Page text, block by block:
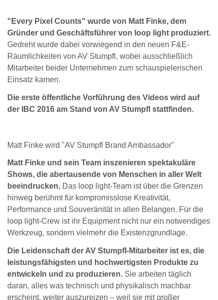
"Every Pixel Counts" wurde von Matt Finke, dem
Gründer und Geschäftsführer von loop light produziert.
Gedreht wurde dabei vorwiegend in den neuen F&E-
Räumlichkeiten von AV Stumpfl, wobei ausschließlich
Mitarbeiter beider Unternehmen zum schauspielerischen
Einsatz kamen.
Die erste öffentliche Vorführung des Videos wird auf
der IBC 2016 am Stand von AV Stumpfl stattfinden.
Matt Finke wird "AV Stumpfl Brand Ambassador"
Matt Finke und sein Team inszenieren spektakuläre
Shows, die abertausende von Menschen in aller Welt
beeindrucken. Das loop light-Team ist über die Grenzen
hinweg berühmt für kompromisslose Kreativität,
Performance und Souveränität in allen Belangen. Für die
loop light-Crew ist ihr Equipment nicht nur ein notwendiges
Werkzeug, sondern vielmehr die Existenzgrundlage.
Die Leidenschaft der AV Stumpfl-Mitarbeiter ist es, die
leistungsfähigsten und hochwertigsten Produkte zu
entwickeln und zu produzieren. Sie arbeiten täglich
daran, alles was technisch und physikalisch machbar
erscheint, weiter auszureizen – weil sie mit großer